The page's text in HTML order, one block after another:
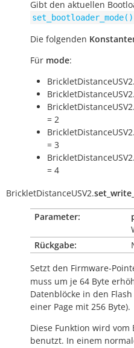
Gibt den aktuellen
set_bootloader_mode()
Die folgenden
Für mode:
BrickletDistanceUSV2.
BrickletDistanceUSV2.
BrickletDistanceUSV2.
= 2
BrickletDistanceUSV2.
= 3
BrickletDistanceUSV2.
= 4
BrickletDistanceUSV2.
Parameter:
Rückgabe:
Setzt den Firmware-
muss um je 64 Byte
Datenblöcke in den
einer Page mit 256 Byte).
Diese Funktion wird vom
benutzt. In einem